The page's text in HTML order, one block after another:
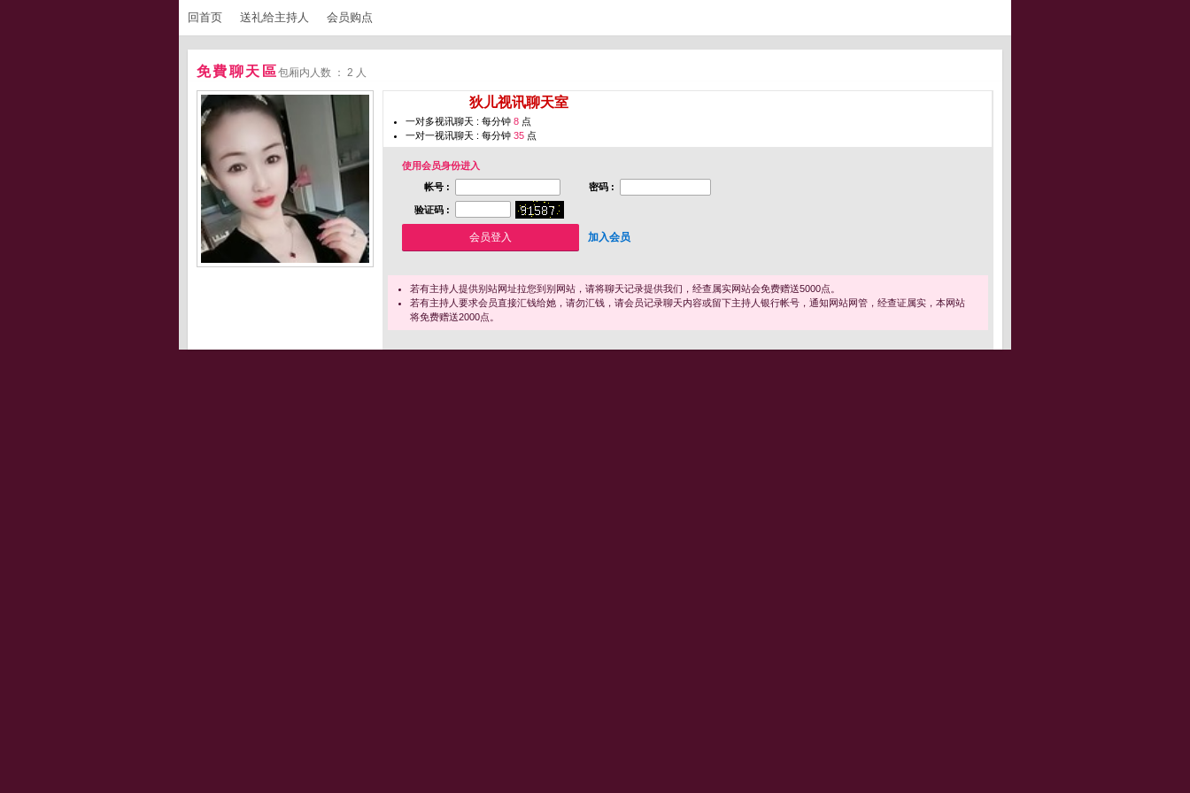
回首页 送礼给主持人 会员购点
免費聊天區包厢内人数 ： 2 人
狄儿视讯聊天室
一对多视讯聊天 : 每分钟 8 点
一对一视讯聊天 : 每分钟 35 点
使用会员身份进入
帐号 :
密码 :
验证码 :
加入会员
若有主持人提供别站网址拉您到别网站，请将聊天记录提供我们，经查属实网站会免费赠送5000点。
若有主持人要求会员直接汇钱给她，请勿汇钱，请会员记录聊天内容或留下主持人银行帐号，通知网站网管，经查证属实，本网站
将免费赠送2000点。